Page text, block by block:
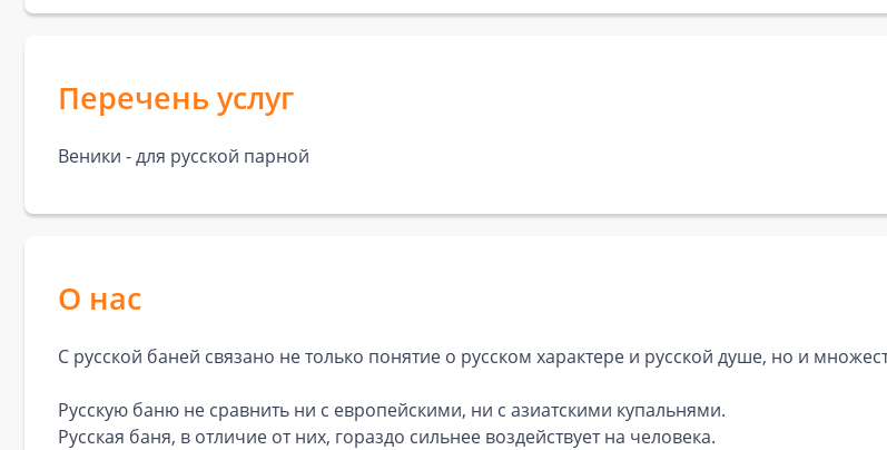
Перечень услуг
Веники - для русской парной
О нас
С русской баней связано не только понятие о русском характере и русской душе, но и
Русскую баню не сравнить ни с европейскими, ни с азиатскими купальнями.
Русская баня, в отличие от них, гораздо сильнее воздействует на человека.